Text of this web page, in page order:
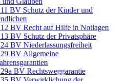
BV Schutz der Kinder und
BV Recht auf Hilfe in Notlagen
BV Schutz der Privatsphäre
BV Niederlassungsfreiheit
BV Allgemeine
BV Rechtsweggarantie